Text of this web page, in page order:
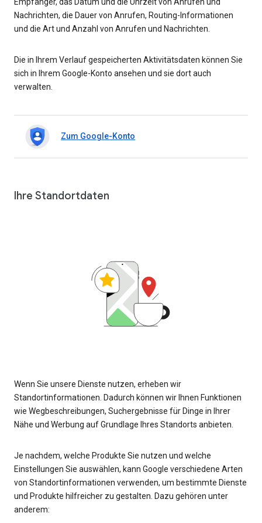
Empfänger, das Datum und die Uhrzeit von Anrufen und
Nachrichten, die Dauer von Anrufen, Routing-Informationen
und die Art und Anzahl von Anrufen und Nachrichten.
Die in Ihrem Verlauf gespeicherten Aktivitätsdaten können Sie
sich in Ihrem Google-Konto ansehen und sie dort auch
verwalten.
Zum Google-Konto
Ihre Standortdaten
Wenn Sie unsere Dienste nutzen, erheben wir
Standortinformationen. Dadurch können wir Ihnen Funktionen
wie Wegbeschreibungen, Suchergebnisse für Dinge in Ihrer
Nähe und Werbung auf Grundlage Ihres Standorts anbieten.
Je nachdem, welche Produkte Sie nutzen und welche
Einstellungen Sie auswählen, kann Google verschiedene Arten
von Standortinformationen verwenden, um bestimmte Dienste
und Produkte hilfreicher zu gestalten. Dazu gehören unter
anderem: